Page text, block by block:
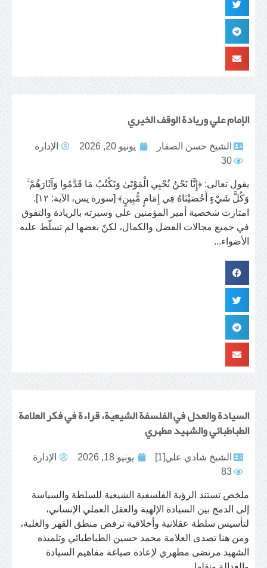
الإمام علي وريادة الوقف الخيري
الشيخ حسن الصفار يونيو 20, 2026
الإدارة
30
يقول تعالى: ﴿إِنَّا نَحْنُ نُحْيِي الْمَوْتَىٰ وَنَكْتُبُ مَا قَدَّمُوا وَآثَارَهُمْ ۚ
وَكُلَّ شَيْءٍ أَحْصَيْنَاهُ فِي إِمَامٍ مُّبِينٍ﴾ [‎سورة يس، الآية: ١٢].
امتازت شخصية أمير المؤمنين علي وسيرته بالريادة والتفوق
في جميع مجالات الفضل والكمال، لكنّ بعضها لم تسلّط عليه
الأضواء...
السيادة والعدل في الفلسفة الشيعية، قراءة في فكر العلامة
الطباطبائي والشهيد مطهري
الشيخ شادي علي[1] يونيو 18, 2026
الإدارة
83
ملخص تستند الرؤية الفلسفية الشيعية للسلطة والسياسة
إلى الدمج بين السيادة الإلهية والعقل العملي الإنساني،
لتأسيس سلطة عقلانية وأخلاقية ترفض منطق القهر والغلبة،
ومن هنا تصدى العلامة محمد حسين الطباطبائي وتلميذه
الشهيد مرتضى مطهري لإعادة صياغة مفاهيم السيادة